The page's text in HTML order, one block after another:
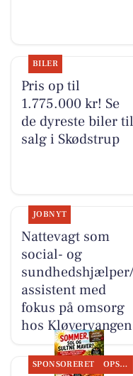
BILER
Pris op til
1.775.000 kr! Se
de dyreste biler til
salg i Skødstrup
JOBNYT
Nattevagt som
social- og
sundhedshjælper/
assistent med
fokus på omsorg
hos Kløvervangen
SPONSORERET OPSLAGSTAVLEN